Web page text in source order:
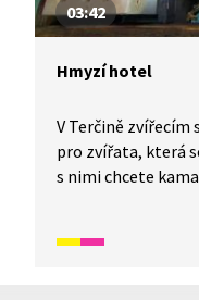
03:42
Hmyzí hotel
V Terčině zvířecím
pro zvířata, která
s nimi chcete
vytvořit na